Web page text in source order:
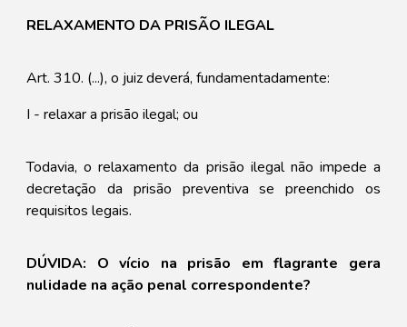
RELAXAMENTO DA PRISÃO ILEGAL
Art. 310. (...), o juiz deverá, fundamentadamente:
I - relaxar a prisão ilegal; ou
Todavia, o relaxamento da prisão ilegal não impede a
decretação da prisão preventiva se preenchido os
requisitos legais.
DÚVIDA: O vício na prisão em flagrante gera
nulidade na ação penal correspondente?